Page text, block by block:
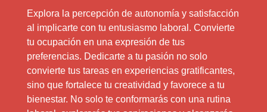
Explora la percepción de autonomía y satisfacción
al implicarte con tu entusiasmo laboral. Convierte
tu ocupación en una expresión de tus
preferencias. Dedicarte a tu pasión no solo
convierte tus tareas en experiencias gratificantes,
sino que fortalece tu creatividad y favorece a tu
bienestar. No solo te conformarás con una rutina